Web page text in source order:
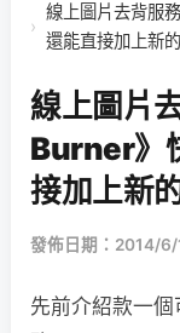
›
線上圖片去背服
還能直接加上新
線上圖片
Burner》
接加上新
發佈日期：2014/6/
先前介紹款一